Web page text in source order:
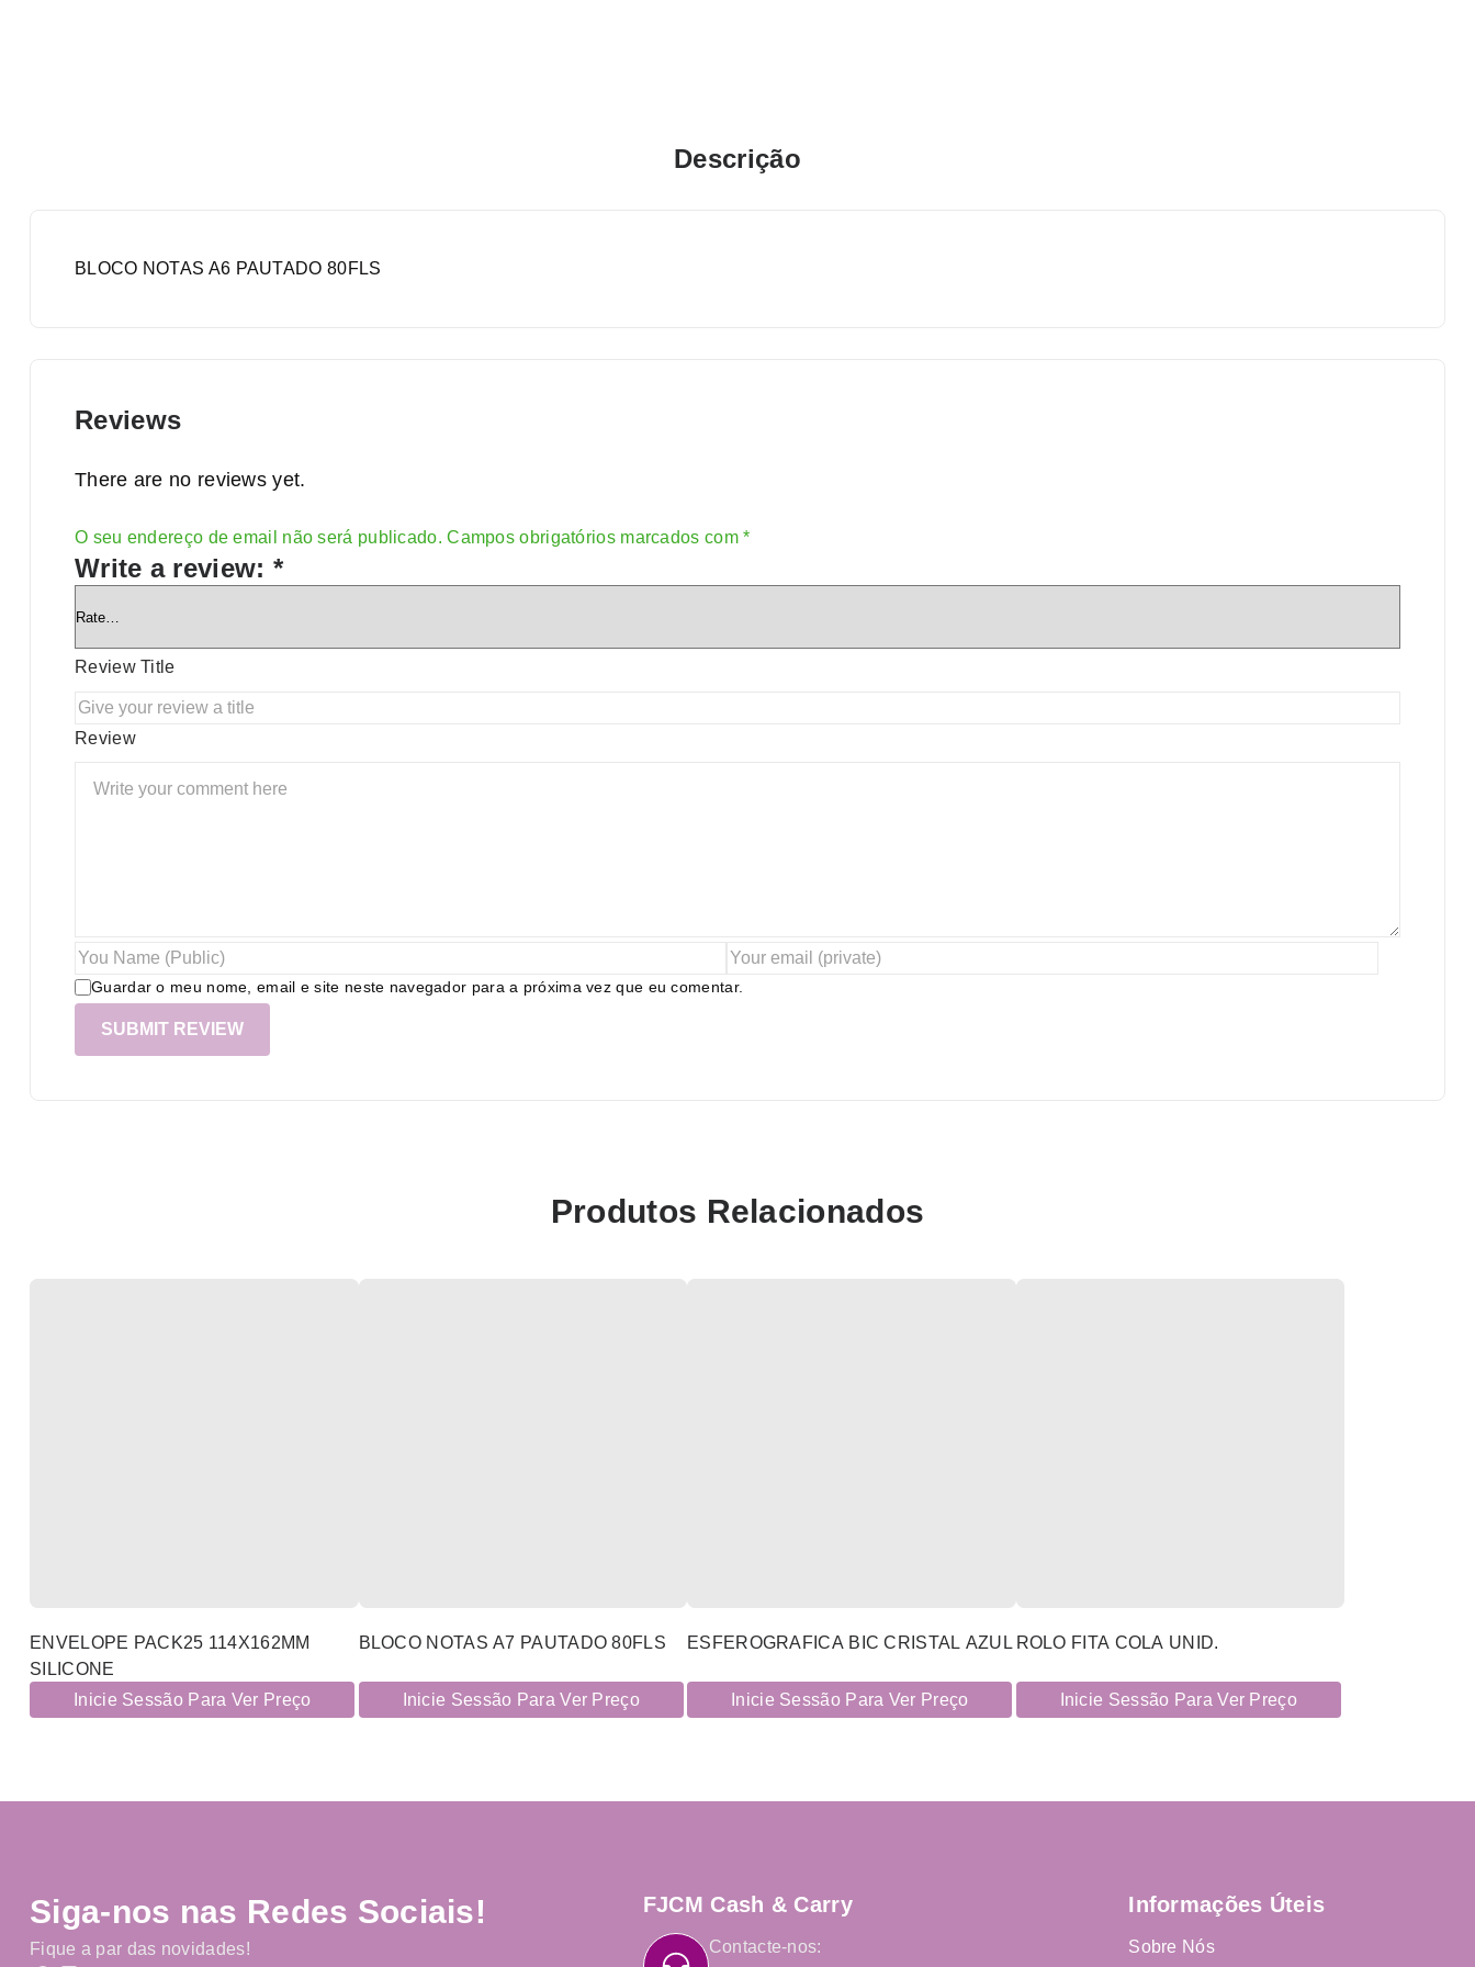
Descrição
BLOCO NOTAS A6 PAUTADO 80FLS
Reviews
There are no reviews yet.
O seu endereço de email não será publicado. Campos obrigatórios marcados com*
Write a review: *
Review Title
Review
Guardar o meu nome, email e site neste navegador para a próxima vez que eu comentar.
Alternative:
Produtos Relacionados
ENVELOPE PACK25 114X162MM
SILICONE
Inicie Sessão Para Ver Preço
BLOCO NOTAS A7 PAUTADO 80FLS
Inicie Sessão Para Ver Preço
ESFEROGRAFICA BIC CRISTAL AZUL
Inicie Sessão Para Ver Preço
ROLO FITA COLA UNID.
Inicie Sessão Para Ver Preço
Siga-nos nas Redes Sociais!
Fique a par das novidades!
FJCM Cash & Carry
Contacte-nos:
Informações Úteis
Sobre Nós